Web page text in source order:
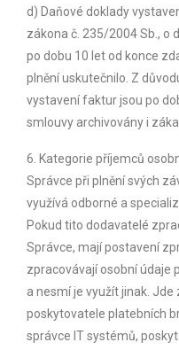
d) Daňové doklady
zákona č. 235/2004 Sb., o
po dobu 10 let od konce
plnění uskutečnilo. Z
vystavení faktur jsou po
smlouvy archivovány i
6. Kategorie příjemců
Správce při plnění svých
využívá odborné a
Pokud tito dodavatelé
Správce, mají postavení
zpracovávají osobní údaje
a nesmí je využít jinak.
poskytovatele platebních
správce IT systémů,